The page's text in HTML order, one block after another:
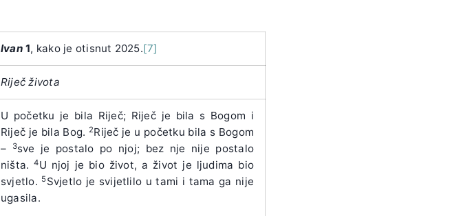
Ivan1, kako je otisnut 2025.[7]
Riječ života
U početku je bila Riječ; Riječ je bila s Bogom i
Riječ je bila Bog.2Riječ je u početku bila s Bogom
–
3sve je postalo po njoj; bez nje nije postalo
ništa.4U njoj je bio život, a život je ljudima bio
svjetlo. 5Svjetlo je svijetlilo u tami i tama ga nije
ugasila.